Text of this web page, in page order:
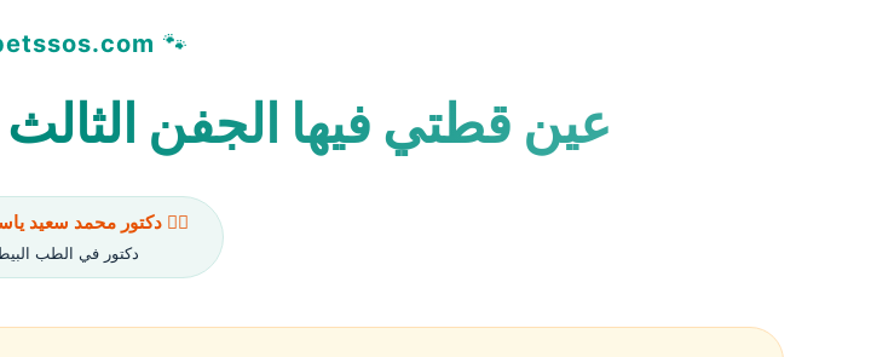
🐾
عين قطتي فيها الجفن
👨‍⚕️ دكتور محمد سعيد
دكتور في الطب